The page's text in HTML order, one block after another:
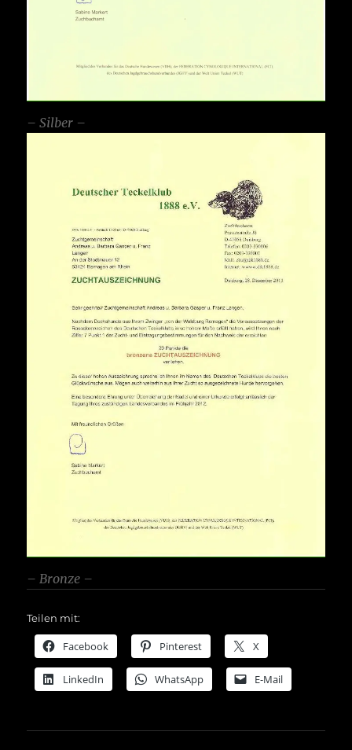
– Silber –
– Bronze –
Teilen mit:
Facebook Pinterest X
LinkedIn WhatsApp E-Mail